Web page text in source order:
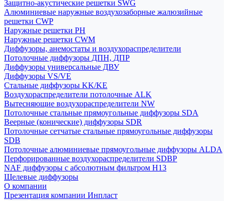
Защитно-акустические решетки SWG
Алюминиевые наружные воздухозаборные жалюзийные
решетки CWP
Наружные решетки РН
Наружные решетки CWM
Диффузоры, анемостаты и воздухораспределители
Потолочные диффузоры ДПН, ДПР
Диффузоры универсальные ДВУ
Диффузоры VS/VE
Стальные диффузоры KK/KE
Воздухораспределители потолочные ALK
Вытесняющие воздухораспределители NW
Потолочные стальные прямоугольные диффузоры SDA
Веерные (конические) диффузоры SDR
Потолочные сетчатые стальные прямоугольные диффузоры
SDB
Потолочные алюминиевые прямоугольные диффузоры ALDA
Перфорированные воздухораспределители SDBP
NAF диффузоры с абсолютным фильтром Н13
Щелевые диффузоры
О компании
Презентация компании Инпласт